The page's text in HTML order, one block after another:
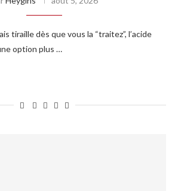
tiraille dès que vous la “traitez”, l’acide
option plus …